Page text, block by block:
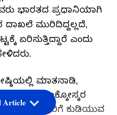
ಭಾರತದ ಪ್ರಧಾನಿಯಾಗಿ
ಮುರಿದಿದ್ದಲ್ಲದೆ,
ಏರಿಸುತ್ತಿದ್ದಾರೆ ಎಂದು
ಮಾತನಾಡಿ,
ಕಲ್ಯಾಣಕ್ಕೋಸ್ಕರ
ಜನರಿಗೆ ಕುಡಿಯುವ
Article